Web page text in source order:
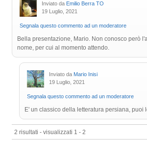
Inviato da Emilio Berra TO
19 Luglio, 2021
Segnala questo commento ad un moderatore
Bella presentazione, Mario. Non conosco però
nome, per cui al momento attendo.
Inviato da Mario Inisi
19 Luglio, 2021
Segnala questo commento ad un moderatore
E' un classico della letteratura persiana, puoi
2 risultati - visualizzati 1 - 2